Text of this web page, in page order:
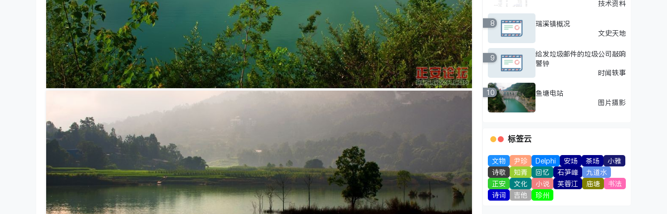
技术资料
8
瑞溪镇概况
文史天地
9
给发垃圾邮件的垃圾公司敲响
警钟
时闻轶事
10
鱼塘电站
图片摄影
标签云
文物 尹珍 Delphi 安场 茶场
小雅
诗歌
知青 回忆 石笋峰
九道水
正安
文化 小说 芙蓉江 庙塘
书法
诗词
吉他 珍州